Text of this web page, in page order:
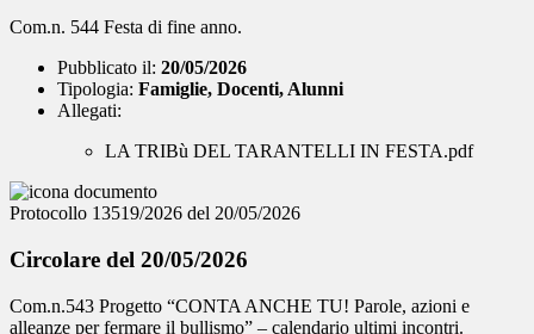
Com.n. 544 Festa di fine anno.
Pubblicato il: 20/05/2026
Tipologia: Famiglie, Docenti, Alunni
Allegati:
LA TRIBù DEL TARANTELLI IN FESTA.pdf
Protocollo 13519/2026 del 20/05/2026
Circolare del 20/05/2026
Com.n.543 Progetto “CONTA ANCHE TU! Parole, azioni e
alleanze per fermare il bullismo” – calendario ultimi incontri.